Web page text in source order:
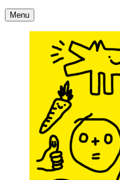
Accueil
Menu Contact